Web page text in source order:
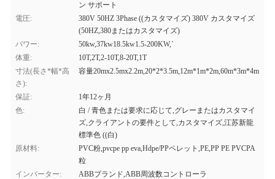
ン サポート
電圧:
380V 50HZ 3Phase ((カスタマイズ) 380V カスタマイズ
(50HZ,380またはカスタマイズ)
パワー:
50kw,37kw18.5kw1.5-200KW,`
体重:
10T,2T,2-10T,8-20T,1T
寸法(長さ*幅*高
さ):
容量20mx2.5mx2.2m,20*2*3.5m,12m*1m*2m,60m*3m*4m
保証:
1年12ヶ月
色:
白 / 青色または要求に応じて,グレーまたはカスタマイ
ズ,クライアントの要件として,カスタマイズ,江苏新龍
標準色 ((白)
原材料:
PVC粉,pvcpe pp eva,Hdpe/PPペレット,PE,PP PE PVCPA
粒
インバーター:
ABBブランド,ABB周波数コントローラ